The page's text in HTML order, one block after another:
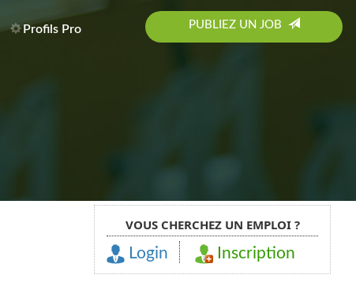
Profils Pro PUBLIEZ UN JOB
VOUS CHERCHEZ UN EMPLOI ?
Login Inscription